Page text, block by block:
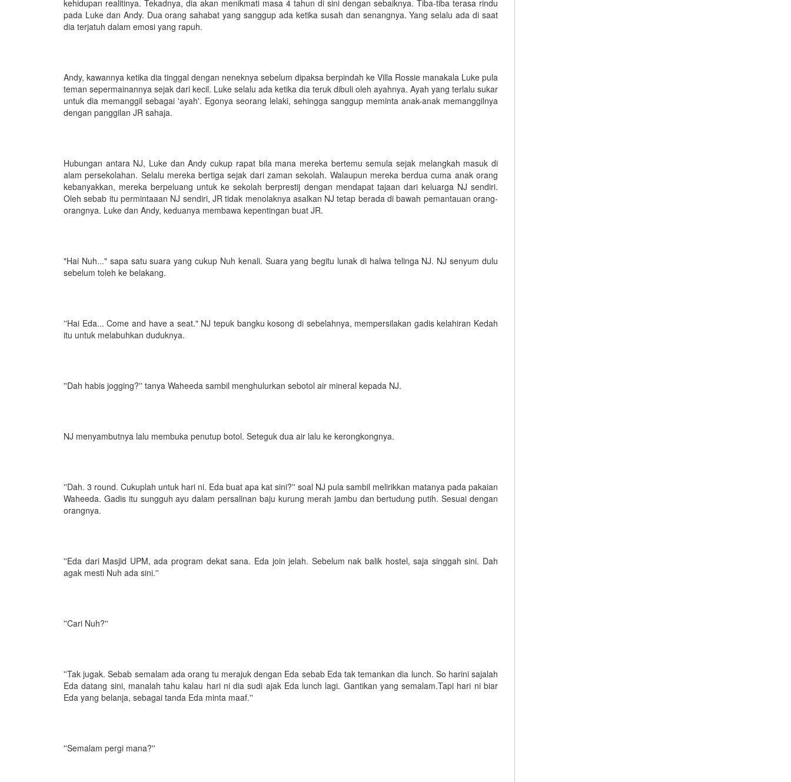
kehidupan realitinya. Tekadnya, dia akan menikmati masa 4 tahun di sini dengan sebaiknya. Tiba-tiba terasa rindu
pada Luke dan Andy. Dua orang sahabat yang sanggup ada ketika susah dan senangnya. Yang selalu ada di saat
dia terjatuh dalam emosi yang rapuh.
Andy, kawannya ketika dia tinggal dengan neneknya sebelum dipaksa berpindah ke Villa Rossie manakala Luke pula
teman sepermainannya sejak dari kecil. Luke selalu ada ketika dia teruk dibuli oleh ayahnya. Ayah yang terlalu sukar
untuk dia memanggil sebagai 'ayah'. Egonya seorang lelaki, sehingga sanggup meminta anak-anak memanggilnya
dengan panggilan JR sahaja.
Hubungan antara NJ, Luke dan Andy cukup rapat bila mana mereka bertemu semula sejak melangkah masuk di
alam persekolahan. Selalu mereka bertiga sejak dari zaman sekolah. Walaupun mereka berdua cuma anak orang
kebanyakkan, mereka berpeluang untuk ke sekolah berprestij dengan mendapat tajaan dari keluarga NJ sendiri.
Oleh sebab itu permintaaan NJ sendiri, JR tidak menolaknya asalkan NJ tetap berada di bawah pemantauan orang-
orangnya. Luke dan Andy, keduanya membawa kepentingan buat JR.
"Hai Nuh..." sapa satu suara yang cukup Nuh kenali. Suara yang begitu lunak di halwa telinga NJ. NJ senyum dulu
sebelum toleh ke belakang.
''Hai Eda... Come and have a seat." NJ tepuk bangku kosong di sebelahnya, mempersilakan gadis kelahiran Kedah
itu untuk melabuhkan duduknya.
''Dah habis jogging?'' tanya Waheeda sambil menghulurkan sebotol air mineral kepada NJ.
NJ menyambutnya lalu membuka penutup botol. Seteguk dua air lalu ke kerongkongnya.
''Dah. 3 round. Cukuplah untuk hari ni. Eda buat apa kat sini?'' soal NJ pula sambil melirikkan matanya pada pakaian
Waheeda. Gadis itu sungguh ayu dalam persalinan baju kurung merah jambu dan bertudung putih. Sesuai dengan
orangnya.
''Eda dari Masjid UPM, ada program dekat sana. Eda join jelah. Sebelum nak balik hostel, saja singgah sini. Dah
agak mesti Nuh ada sini.''
''Cari Nuh?''
''Tak jugak. Sebab semalam ada orang tu merajuk dengan Eda sebab Eda tak temankan dia lunch. So harini sajalah
Eda datang sini, manalah tahu kalau hari ni dia sudi ajak Eda lunch lagi. Gantikan yang semalam.Tapi hari ni biar
Eda yang belanja, sebagai tanda Eda minta maaf.''
''Semalam pergi mana?''